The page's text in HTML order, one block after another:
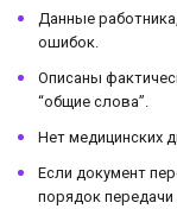
Данные
ошибок.
Описаны
“общие слова”.
Нет медицинских
Если документ
порядок